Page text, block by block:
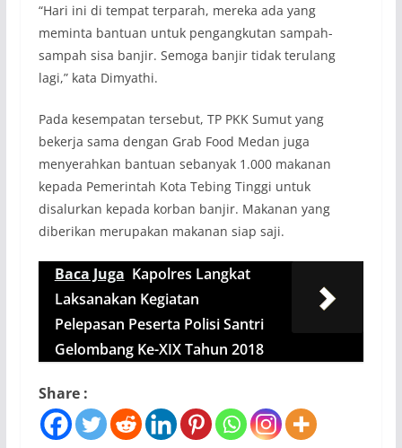
“Hari ini di tempat terparah, mereka ada yang
meminta bantuan untuk pengangkutan sampah-
sampah sisa banjir. Semoga banjir tidak terulang
lagi,” kata Dimyathi.
Pada kesempatan tersebut, TP PKK Sumut yang
bekerja sama dengan Grab Food Medan juga
menyerahkan bantuan sebanyak 1.000 makanan
kepada Pemerintah Kota Tebing Tinggi untuk
disalurkan kepada korban banjir. Makanan yang
diberikan merupakan makanan siap saji.
Baca Juga Kapolres Langkat
Laksanakan Kegiatan
Pelepasan Peserta Polisi Santri
Gelombang Ke-XIX Tahun 2018
Share :